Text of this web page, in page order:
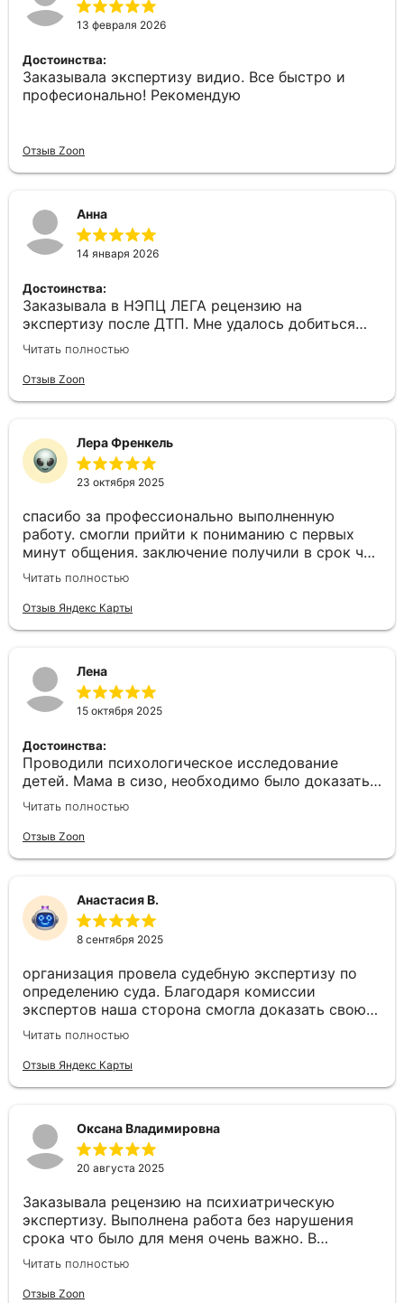
13 февраля 2026
Достоинства:
Заказывала экспертизу видио. Все быстро и
професионально! Рекомендую
Отзыв Zoon
Анна
14 января 2026
Достоинства:
Заказывала в НЭПЦ ЛЕГА рецензию на
экспертизу после ДТП. Мне удалось добиться
справедливости и с помощью рецензии
назначить повторную экспертизу! Павел
Викторович настолько убедительно все
Комментарий:
рекомендую
Читать полностью
Отзыв Zoon
Лера Френкель
23 октября 2025
спасибо за профессионально выполненную
работу. смогли прийти к пониманию с первых
минут общения. заключение получили в срок что
было для нас важно потому как на носу был
судебный процесс
Читать полностью
Отзыв Яндекс Карты
Лена
15 октября 2025
Достоинства:
Проводили психологическое исследование
детей. Мама в сизо, необходимо было доказать
важность ее присутствия в жизни детей. Все
прошло замечательно, специалист грамотный.
Надеемся на благоприятный исход
Читать полностью
Отзыв Zoon
Анастасия В.
8 сентября 2025
организация провела судебную экспертизу по
определению суда. Благодаря комиссии
экспертов наша сторона смогла доказать свою
правоту в судебном заседании! Выражаем
благодарность экспертам и организации!
Читать полностью
Отзыв Яндекс Карты
Оксана Владимировна
20 августа 2025
Заказывала рецензию на психиатрическую
экспертизу. Выполнена работа без нарушения
срока что было для меня очень важно. В
рецензии отражено большое количество
ошибок. Само заключение прошито как и
полагается. Буду рекомендовать вас всем кто
Читать полностью
Отзыв Zoon